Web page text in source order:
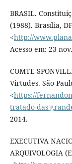
BRASIL.
(1988). Brasília,
<http://
Acesso em: 23
COMTE-
Virtudes. São
<https://
tratado-das-
2014.
EXECUTIVA
ARQUIVOLOGIA